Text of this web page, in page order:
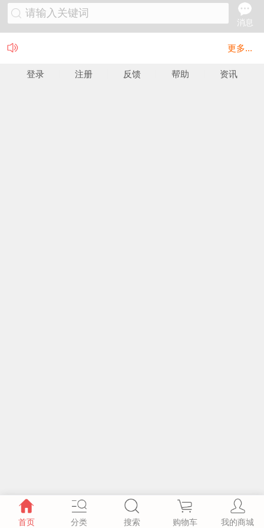
请输入关键词
消息
更多...
登录 注册 反馈 帮助 资讯
首页 分类 搜索 购物车 我的商城